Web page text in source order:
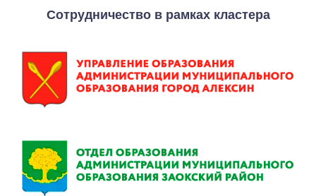
Сотрудничество в рамках кластера